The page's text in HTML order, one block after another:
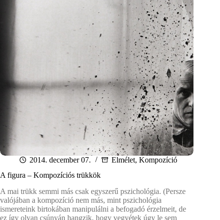
2014. december 07. Elmélet, Kompozíció
A figura – Kompozíciós trükkök
A mai trükk semmi más csak egyszerű pszichológia. (Persze
valójában a kompozíció nem más, mint pszichológia
ismereteink birtokában manipulálni a befogadó érzelmeit, de
ez így olyan csúnyán hangzik, hogy vegyétek úgy le sem